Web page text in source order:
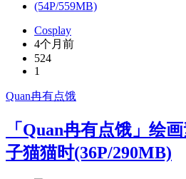
Cosplay
4个月前
524
1
Quan冉有点饿
「Quan冉有点饿」绘
子猫猫时(36P/290MB)